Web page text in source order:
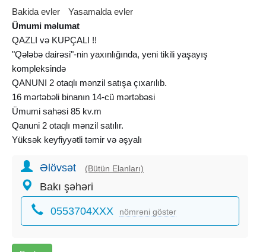
Bakida evler
Yasamalda evler
Ümumi məlumat
QAZLI və KUPÇALI !!
"Qələbə dairəsi"-nin yaxınlığında, yeni tikili yaşayış
kompleksində
QANUNI 2 otaqlı mənzil satışa çıxarılıb.
16 mərtəbəli binanın 14-cü mərtəbəsi
Ümumi sahəsi 85 kv.m
Qanuni 2 otaqlı mənzil satılır.
Yüksək keyfiyyətli təmir və əşyalı
olunub:
Göyüş ağacından qapılar
Parket döşəmə
Zövqlü və rahat interyer
Qaz və kupça var!
Əlövsət (Bütün Elanları)
Bakı şəhəri
0553704XXX nömrəni göstər